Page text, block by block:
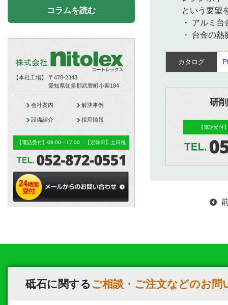
という要望を
・ アルミ台金
・ 台金の熱膨
カタログ
研
【電話受
コラムを読む
【本社工場】
〒470-2343
愛知県知多郡武豊町小迎184
会社案内 解決事例
設備紹介 採用情報
【電話受付】09:00～17:00 【定休日】土日祝
砥石に関する ご相談・ご注文などのお問